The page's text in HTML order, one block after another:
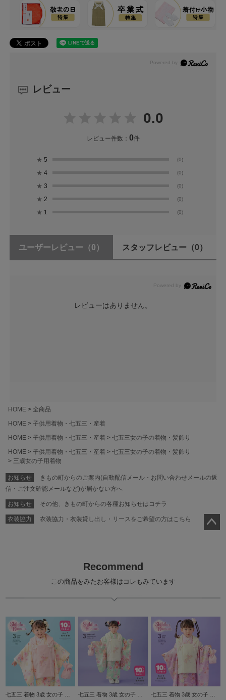
レビュー
0.0
レビュー件数： 0件
★ 5 (0)
★ 4 (0)
★ 3 (0)
★ 2 (0)
★ 1 (0)
ユーザーレビュー （0） スタッフレビュー （0）
レビューはありません。
HOME
全商品
HOME
子供用着物・七五三・産着
HOME
子供用着物・七五三・産着
七五三女の子の着物・髪飾り
HOME
子供用着物・七五三・産着
七五三女の子の着物・髪飾り
三歳女の子用着物
お知らせ
きもの町からのご案内(自動配信メール・お問い合わせメールの返
信・ご注文確認メールなど)が届かない方へ
お知らせ その他、きもの町からの各種お知らせはコチラ
衣装協力 衣装協力・衣装貸し出し・リースをご希望の方はこちら
Recommend
この商品をみたお客様はコレもみています